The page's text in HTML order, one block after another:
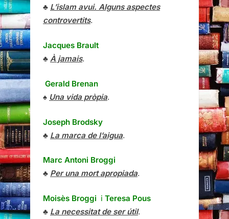
♣ L’islam avui. Alguns aspectes
controvertits.
Jacques Brault
♣ À jamais.
Gerald Brenan
♠ Una vida pròpia.
Joseph Brodsky
♣ La marca de l’aigua.
Marc Antoni Broggi
♣ Per una mort apropiada.
Moisès Broggi i Teresa Pous
♣ La necessitat de ser útil.